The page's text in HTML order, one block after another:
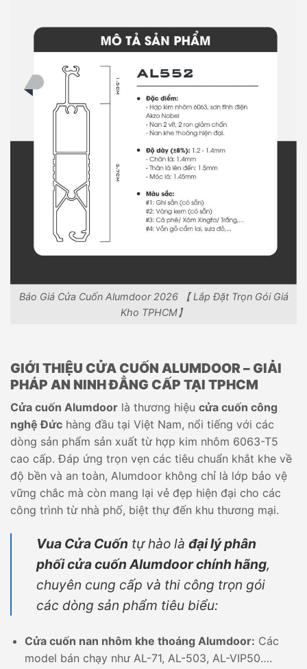
Báo Giá Cửa Cuốn Alumdoor 2026 【 Lắp Đặt Trọn Gói Giá
Kho TPHCM】
GIỚI THIỆU CỬA CUỐN ALUMDOOR – GIẢI
PHÁP AN NINH ĐẲNG CẤP TẠI TPHCM
Cửa cuốn Alumdoor là thương hiệu cửa cuốn công
nghệ Đức hàng đầu tại Việt Nam, nổi tiếng với các
dòng sản phẩm sản xuất từ hợp kim nhôm 6063-T5
cao cấp. Đáp ứng trọn vẹn các tiêu chuẩn khắt khe về
độ bền và an toàn, Alumdoor không chỉ là lớp bảo vệ
vững chắc mà còn mang lại vẻ đẹp hiện đại cho các
công trình từ nhà phố, biệt thự đến khu thương mại.
Vua Cửa Cuốn tự hào là đại lý phân
phối cửa cuốn Alumdoor chính hãng,
chuyên cung cấp và thi công trọn gói
các dòng sản phẩm tiêu biểu:
Cửa cuốn nan nhôm khe thoáng Alumdoor: Các
model bán chạy như AL-71, AL-503, AL-VIP50….